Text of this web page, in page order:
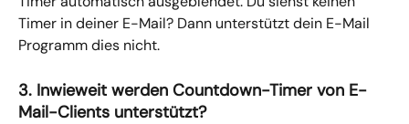
Timer in deiner E-Mail? Dann unterstützt dein E-Mail
Programm dies nicht.
3. Inwieweit werden Countdown-Timer von E-
Mail-Clients unterstützt?